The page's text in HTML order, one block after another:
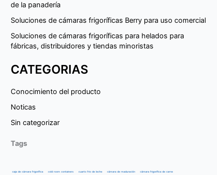
de la panadería
Soluciones de cámaras frigoríficas Berry para uso comercial
Soluciones de cámaras frigoríficas para helados para
fábricas, distribuidores y tiendas minoristas
CATEGORIAS
Conocimiento del producto
Noticas
Sin categorizar
Tags
caja de cámara frigorífica cold room containers cuarto frio de leche cámara de maduración cámara frigorífica de carne